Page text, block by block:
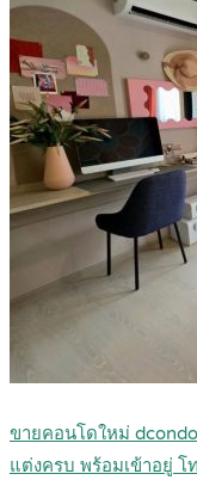
ขายคอนโดใหม่
แต่งครบ พร้อมเข้าอยู่ โ